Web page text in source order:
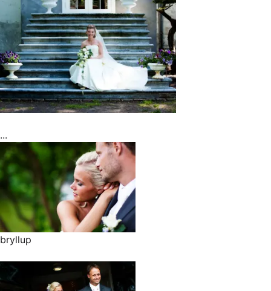
...
bryllup